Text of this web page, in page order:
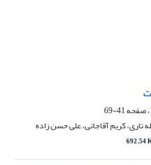
41-69
تاری، کریم آقاجانی، علی حسن زاده
692.54